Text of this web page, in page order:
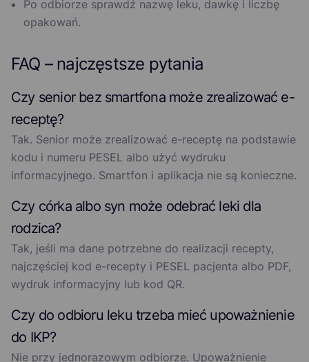
Po odbiorze sprawdź nazwę leku, dawkę i liczbę
opakowań.
FAQ – najczęstsze pytania
Czy senior bez smartfona może zrealizować e-
receptę?
Tak. Senior może zrealizować e-receptę na podstawie
kodu i numeru PESEL albo użyć wydruku
informacyjnego. Smartfon i aplikacja nie są konieczne.
Czy córka albo syn może odebrać leki dla
rodzica?
Tak, jeśli ma dane potrzebne do realizacji recepty,
najczęściej kod e-recepty i PESEL pacjenta albo PDF,
wydruk informacyjny lub kod QR.
Czy do odbioru leku trzeba mieć upoważnienie
do IKP?
Nie przy jednorazowym odbiorze. Upoważnienie